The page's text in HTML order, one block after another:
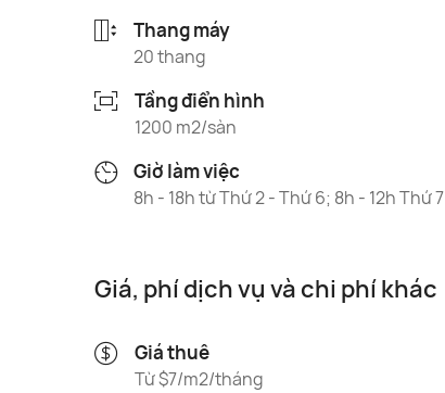
Thang máy
20 thang
Tầng điển hình
1200 m2/sàn
Giờ làm việc
8h - 18h từ Thứ 2 - Thứ 6; 8h - 12h Thứ 7
Giá, phí dịch vụ và chi phí khác
Giá thuê
Từ $7/m2/tháng